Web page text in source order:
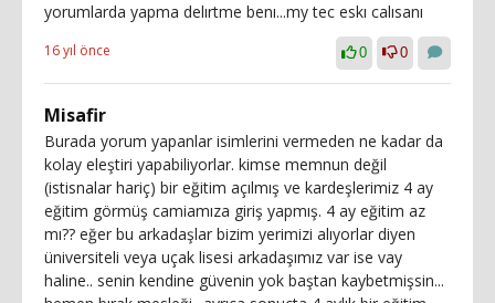
yorumlarda yapma delırtme benı...my tec eskı calısanı
16 yıl önce 0 0
Misafir
Burada yorum yapanlar isimlerini vermeden ne kadar da
kolay eleştiri yapabiliyorlar. kimse memnun değil
(istisnalar hariç) bir eğitim açılmış ve kardeşlerimiz 4 ay
eğitim görmüş camiamıza giriş yapmış. 4 ay eğitim az
mı?? eğer bu arkadaşlar bizim yerimizi alıyorlar diyen
üniversiteli veya uçak lisesi arkadaşımız var ise vay
haline.. senin kendine güvenin yok baştan kaybetmişsin...